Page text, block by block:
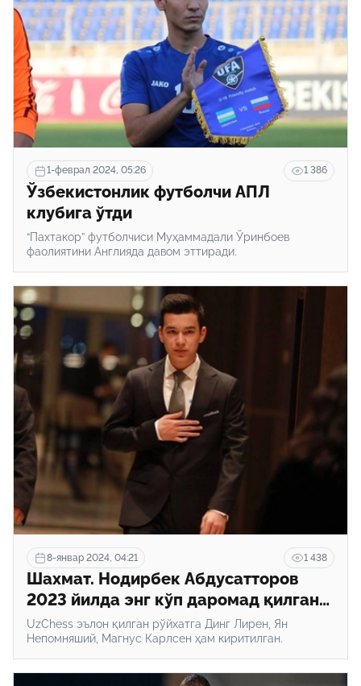
1-феврал 2024, 05:26 1 386
Ўзбекистонлик футболчи АПЛ
клубига ўтди
“Пахтакор” футболчиси Муҳаммадали Ўринбоев
фаолиятини Англияда давом эттиради.
8-январ 2024, 04:21 1 438
Шахмат. Нодирбек Абдусатторов
2023 йилда энг кўп даромад қилган
шахматчилар ўнлигидан жой олди
UzChess эълон қилган рўйхатга Динг Лирен, Ян
Непомняший, Магнус Карлсен ҳам киритилган.